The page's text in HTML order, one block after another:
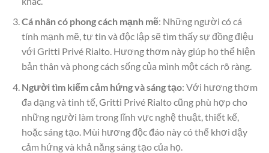
Cá nhân có phong cách mạnh mẽ: Những người có cá
tính mạnh mẽ, tự tin và độc lập sẽ tìm thấy sự đồng điệu
với Gritti Privé Rialto. Hương thơm này giúp họ thể hiện
bản thân và phong cách sống của mình một cách rõ ràng.
Người tìm kiếm cảm hứng và sáng tạo: Với hương thơm
đa dạng và tinh tế, Gritti Privé Rialto cũng phù hợp cho
những người làm trong lĩnh vực nghệ thuật, thiết kế,
hoặc sáng tạo. Mùi hương độc đáo này có thể khơi dậy
cảm hứng và khả năng sáng tạo của họ.